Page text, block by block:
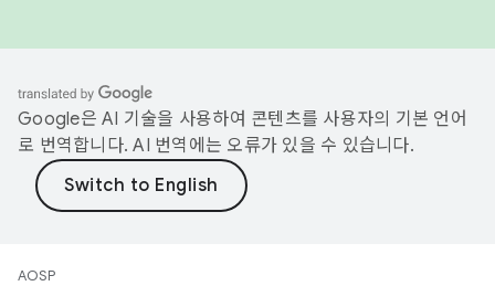
Google은 AI 기술을 사용하여 콘텐츠를 사용자의 기본 언어
로 번역합니다. AI 번역에는 오류가 있을 수 있습니다.
AOSP